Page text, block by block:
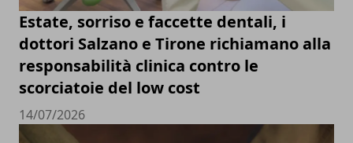
Estate, sorriso e faccette dentali, i
dottori Salzano e Tirone richiamano alla
responsabilità clinica contro le
scorciatoie del low cost
14/07/2026